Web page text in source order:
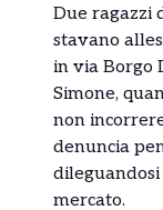
Due ragazzi
stavano
in via Borgo
Simone,
non
denuncia
mercato.